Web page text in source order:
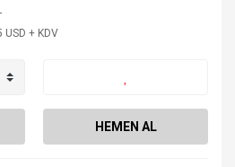
USD + KDV
HEMEN AL